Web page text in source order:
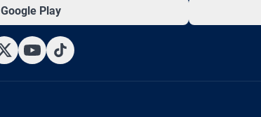
Google Play